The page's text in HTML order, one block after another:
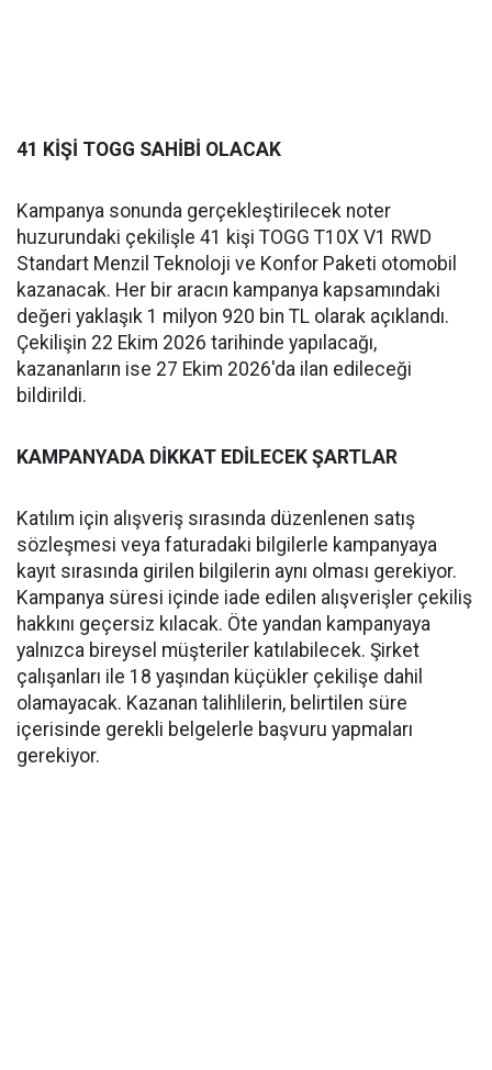
41 KİŞİ TOGG SAHİBİ OLACAK
Kampanya sonunda gerçekleştirilecek noter
huzurundaki çekilişle 41 kişi TOGG T10X V1 RWD
Standart Menzil Teknoloji ve Konfor Paketi otomobil
kazanacak. Her bir aracın kampanya kapsamındaki
değeri yaklaşık 1 milyon 920 bin TL olarak açıklandı.
Çekilişin 22 Ekim 2026 tarihinde yapılacağı,
kazananların ise 27 Ekim 2026'da ilan edileceği
bildirildi.
KAMPANYADA DİKKAT EDİLECEK ŞARTLAR
Katılım için alışveriş sırasında düzenlenen satış
sözleşmesi veya faturadaki bilgilerle kampanyaya
kayıt sırasında girilen bilgilerin aynı olması gerekiyor.
Kampanya süresi içinde iade edilen alışverişler çekiliş
hakkını geçersiz kılacak. Öte yandan kampanyaya
yalnızca bireysel müşteriler katılabilecek. Şirket
çalışanları ile 18 yaşından küçükler çekilişe dahil
olamayacak. Kazanan talihlilerin, belirtilen süre
içerisinde gerekli belgelerle başvuru yapmaları
gerekiyor.